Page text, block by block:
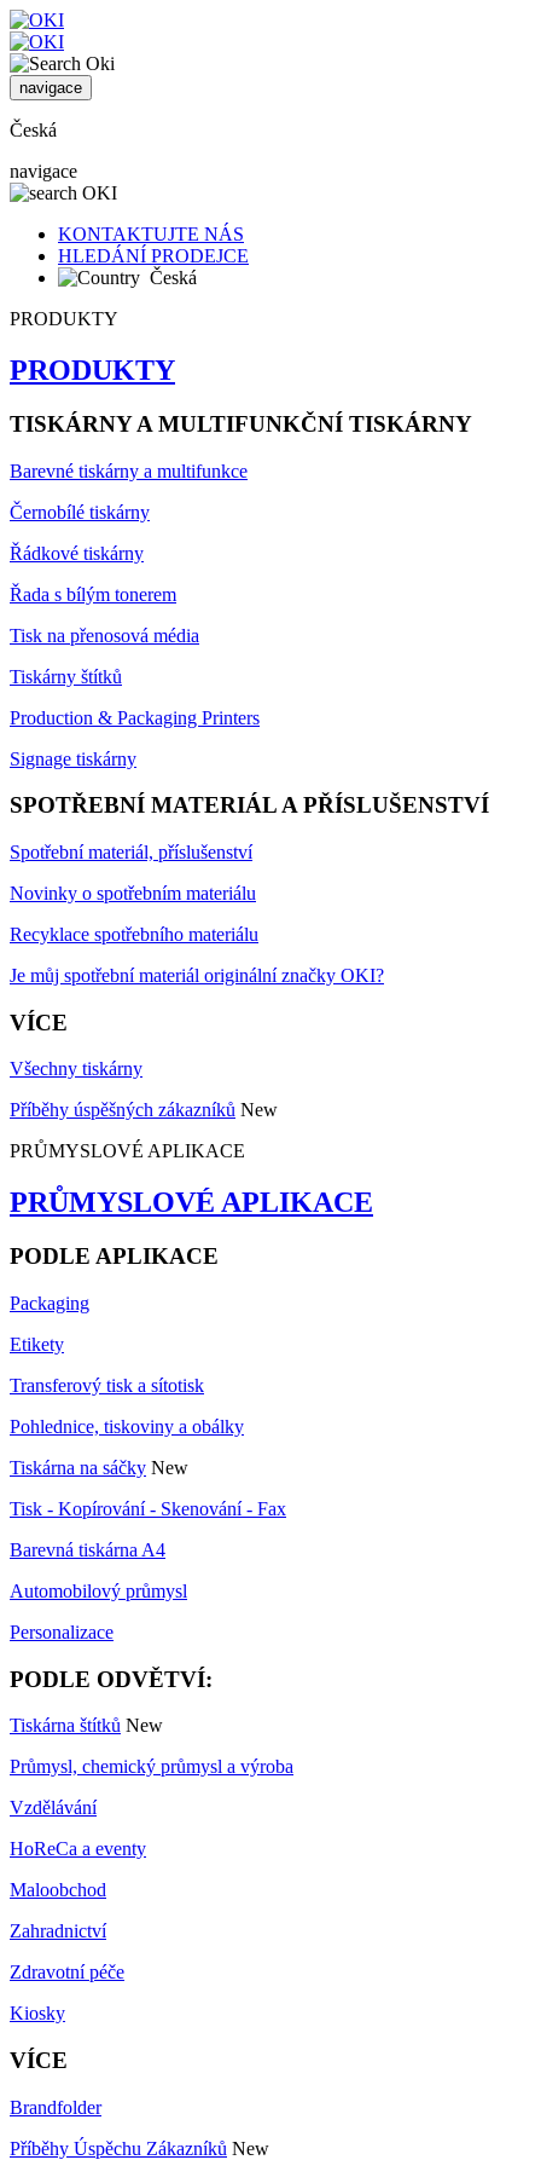
navigace
Česká
navigace
KONTAKTUJTE NÁS
HLEDÁNÍ PRODEJCE
Česká
PRODUKTY
PRODUKTY
TISKÁRNY A MULTIFUNKČNÍ TISKÁRNY
Barevné tiskárny a multifunkce
Černobílé tiskárny
Řádkové tiskárny
Řada s bílým tonerem
Tisk na přenosová média
Tiskárny štítků
Production & Packaging Printers
Signage tiskárny
SPOTŘEBNÍ MATERIÁL A PŘÍSLUŠENSTVÍ
Spotřební materiál, příslušenství
Novinky o spotřebním materiálu
Recyklace spotřebního materiálu
Je můj spotřební materiál originální značky OKI?
VÍCE
Všechny tiskárny
Příběhy úspěšných zákazníků New
PRŮMYSLOVÉ APLIKACE
PRŮMYSLOVÉ APLIKACE
PODLE APLIKACE
Packaging
Etikety
Transferový tisk a sítotisk
Pohlednice, tiskoviny a obálky
Tiskárna na sáčky New
Tisk - Kopírování - Skenování - Fax
Barevná tiskárna A4
Automobilový průmysl
Personalizace
PODLE ODVĚTVÍ:
Tiskárna štítků New
Průmysl, chemický průmysl a výroba
Vzdělávání
HoReCa a eventy
Maloobchod
Zahradnictví
Zdravotní péče
Kiosky
VÍCE
Brandfolder
Příběhy Úspěchu Zákazníků New